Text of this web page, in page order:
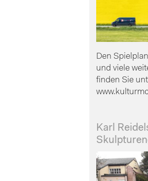
Den
und viele
finden Sie
Karl